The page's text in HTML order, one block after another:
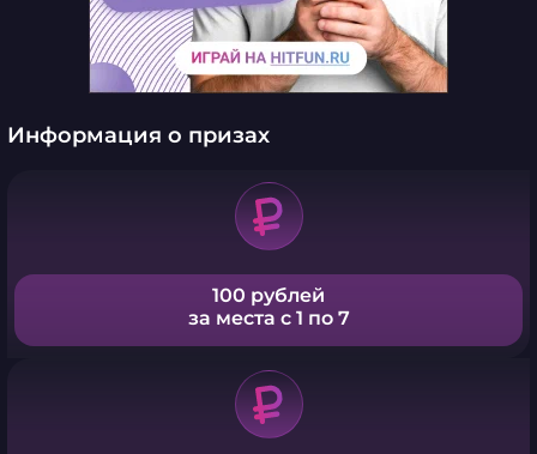
Информация о призах
100 рублей
за места с 1 по 7